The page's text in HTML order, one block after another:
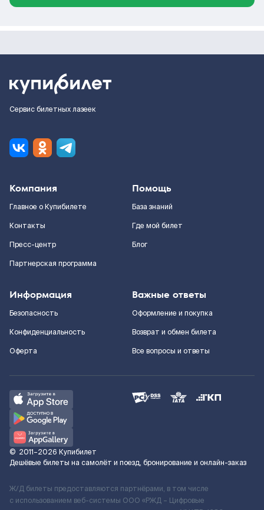
Сервис билетных лазеек
Компания
Главное о Купибилете
Контакты
Пресс-центр
Партнерская программа
Помощь
База знаний
Где мой билет
Блог
Информация
Безопасность
Конфиденциальность
Оферта
Важные ответы
Оформление и покупка
Возврат и обмен билета
Все вопросы и ответы
© 2011–2026 Купибилет
Дешёвые билеты на самолёт и поезд, бронирование и онлайн-заказ
Ж/Д билеты предоставляются партнёрами, в том числе
с использованием веб-системы ООО «РЖД – Цифровые